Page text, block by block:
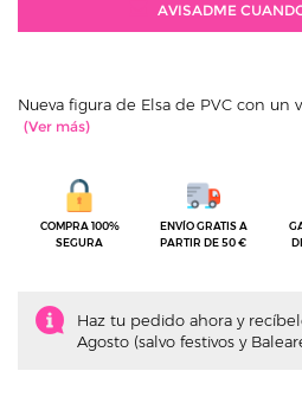
AVISADME
Nueva figura de Elsa de PVC con un
COMPRA 100%
SEGURA
ENVÍO GRATIS A
PARTIR DE 50 €
Haz tu pedido ahora y
Agosto (salvo festivos y